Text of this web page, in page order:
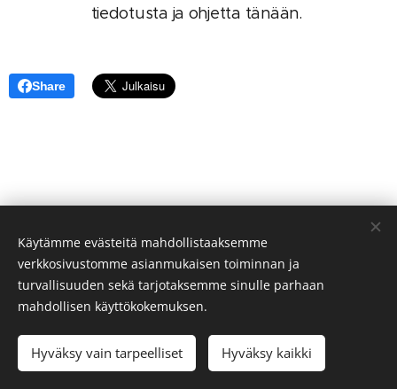
tiedotusta ja ohjetta tänään.
Share
© 2025 Lieksan Palveluskoirakerho | Kaikki oikeudet
pidätetään
LuotuWebnodella Evästeet
Käytämme evästeitä mahdollistaaksemme
verkkosivustomme asianmukaisen toiminnan ja
turvallisuuden sekä tarjotaksemme sinulle parhaan
mahdollisen käyttökokemuksen.
Hyväksy vain tarpeelliset Hyväksy kaikki